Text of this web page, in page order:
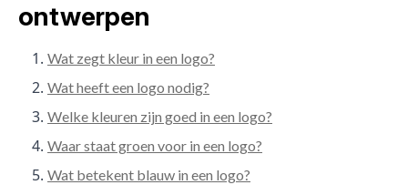
ontwerpen
Wat zegt kleur in een logo?
Wat heeft een logo nodig?
Welke kleuren zijn goed in een logo?
Waar staat groen voor in een logo?
Wat betekent blauw in een logo?